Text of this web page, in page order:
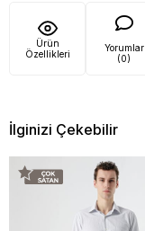
Ürün
Özellikleri
Yorumlar
(0)
İlginizi Çekebilir